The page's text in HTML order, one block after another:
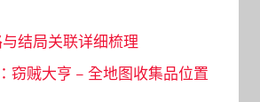
结局关联详细梳理
窃贼大亨 – 全地图收集品位置